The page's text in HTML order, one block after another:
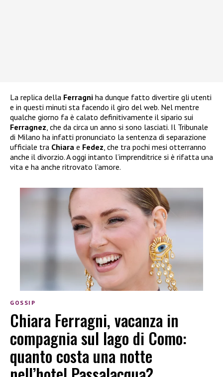
La replica della Ferragni ha dunque fatto divertire gli utenti
e in questi minuti sta facendo il giro del web. Nel mentre
qualche giorno fa è calato definitivamente il sipario sui
Ferragnez, che da circa un anno si sono lasciati. Il Tribunale
di Milano ha infatti pronunciato la sentenza di separazione
ufficiale tra Chiara e Fedez, che tra pochi mesi otterranno
anche il divorzio. A oggi intanto l’imprenditrice si è rifatta una
vita e ha anche ritrovato l’amore.
GOSSIP
Chiara Ferragni, vacanza in
compagnia sul lago di Como:
quanto costa una notte